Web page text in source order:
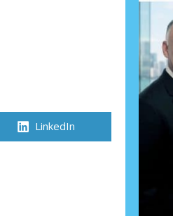
Compartir
LinkedIn